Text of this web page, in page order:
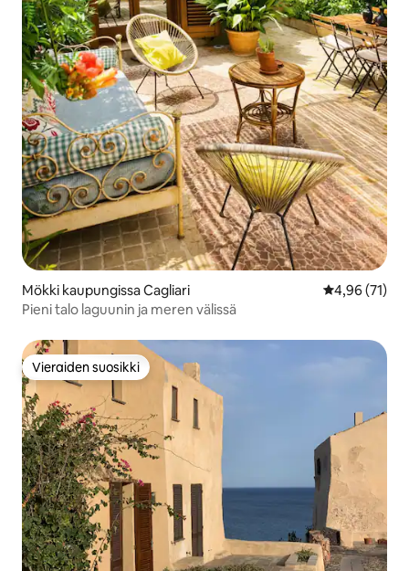
Mökki kaupungissa Cagliari
4,96 (71)
Pieni talo laguunin ja meren välissä
Vieraiden suosikki
Vieraiden suosikki